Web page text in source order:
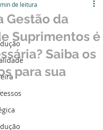
Gestão da
Suprimentos é
Saiba os
para sua
de leitura